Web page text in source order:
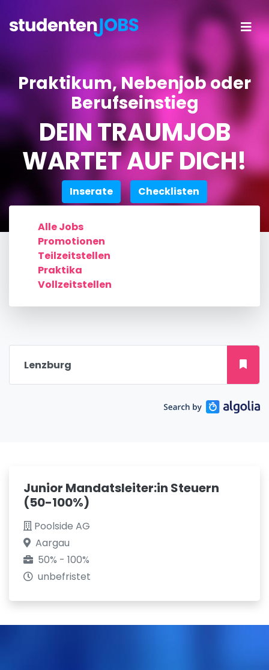
Praktikum, Nebenjob oder
Berufseinstieg
DEIN TRAUMJOB
WARTET AUF DICH!
Inserate Checklisten
Alle Jobs
Promotionen
Teilzeitstellen
Praktika
Vollzeitstellen
Junior Mandatsleiter:in Steuern
(50-100%)
Poolside AG
Aargau
50% - 100%
unbefristet